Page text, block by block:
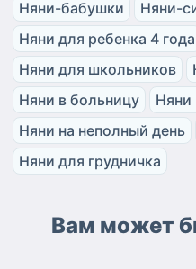
Няни-бабушки
Няни-
Няни для ребенка 4 года
Няни для школьников
Няни в больницу
Няни
Няни на неполный день
Няни для грудничка
Вам может